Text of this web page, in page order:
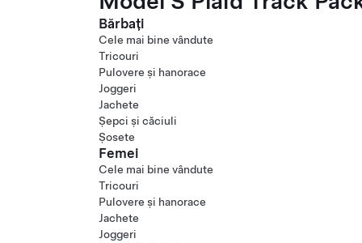
Bărbați
Cele mai bine vândute
Tricouri
Pulovere și hanorace
Joggeri
Jachete
Șepci și căciuli
Șosete
Femei
Cele mai bine vândute
Tricouri
Pulovere și hanorace
Jachete
Joggeri